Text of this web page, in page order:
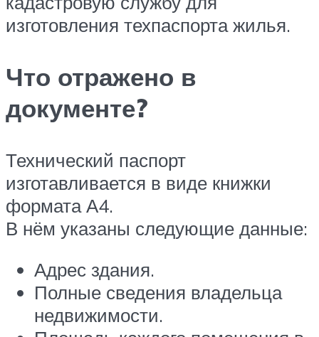
изготовления техпаспорта жилья.
Что отражено в
документе?
Технический паспорт
изготавливается в виде книжки
формата А4.
В нём указаны следующие данные:
Адрес здания.
Полные сведения владельца
недвижимости.